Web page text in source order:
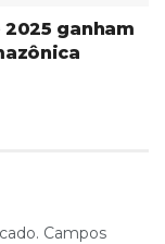
ganham
Campos